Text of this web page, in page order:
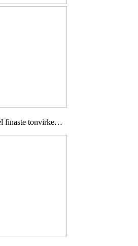
finaste tonvirke…